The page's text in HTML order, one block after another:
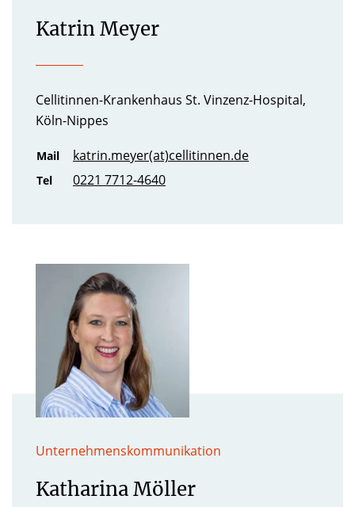
Katrin Meyer
Cellitinnen-Krankenhaus St. Vinzenz-Hospital,
Köln-Nippes
Mail katrin.meyer(at)cellitinnen.de
Tel 0221 7712-4640
Unternehmenskommunikation
Katharina Möller